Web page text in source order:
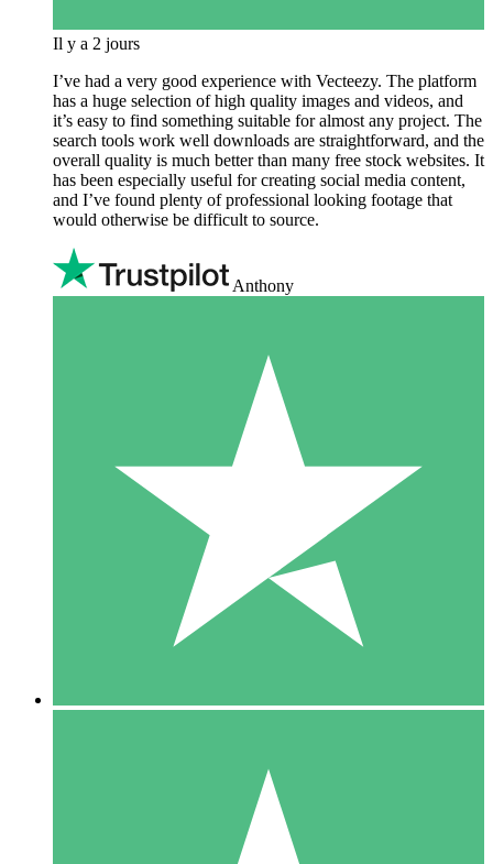
Il y a 2 jours
I’ve had a very good experience with Vecteezy. The platform
has a huge selection of high quality images and videos, and
it’s easy to find something suitable for almost any project. The
search tools work well downloads are straightforward, and the
overall quality is much better than many free stock websites. It
has been especially useful for creating social media content,
and I’ve found plenty of professional looking footage that
would otherwise be difficult to source.
Anthony